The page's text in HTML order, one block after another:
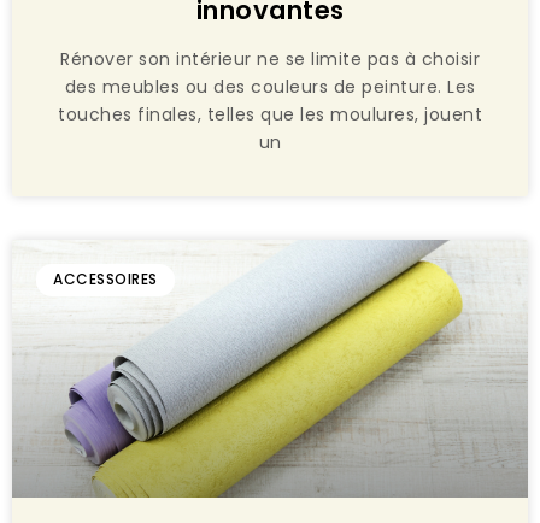
innovantes
Rénover son intérieur ne se limite pas à choisir
des meubles ou des couleurs de peinture. Les
touches finales, telles que les moulures, jouent
un
ACCESSOIRES